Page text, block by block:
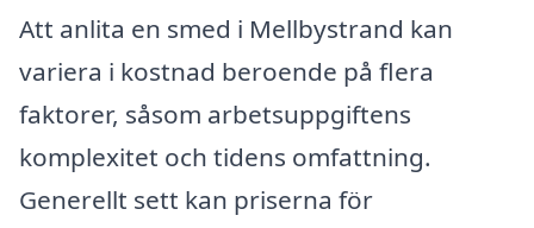
Att anlita en smed i Mellbystrand kan
variera i kostnad beroende på flera
faktorer, såsom arbetsuppgiftens
komplexitet och tidens omfattning.
Generellt sett kan priserna för